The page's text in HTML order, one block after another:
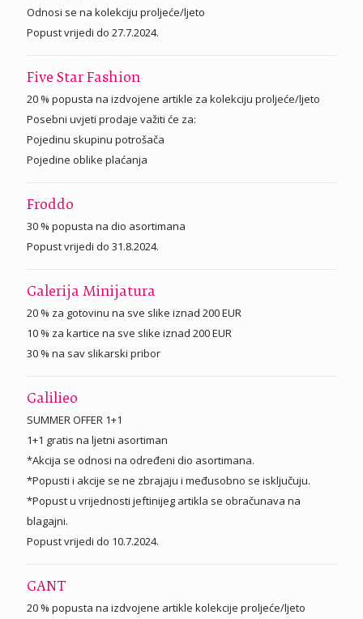
Odnosi se na kolekciju proljeće/ljeto
Popust vrijedi do 27.7.2024.
Five Star Fashion
20 % popusta na izdvojene artikle za kolekciju proljeće/ljeto
Posebni uvjeti prodaje važiti će za:
Pojedinu skupinu potrošača
Pojedine oblike plaćanja
Froddo
30 % popusta na dio asortimana
Popust vrijedi do 31.8.2024.
Galerija Minijatura
20 % za gotovinu na sve slike iznad 200 EUR
10 % za kartice na sve slike iznad 200 EUR
30 % na sav slikarski pribor
Galilieo
SUMMER OFFER 1+1
1+1 gratis na ljetni asortiman
*Akcija se odnosi na određeni dio asortimana.
*Popusti i akcije se ne zbrajaju i međusobno se isključuju.
*Popust u vrijednosti jeftinijeg artikla se obračunava na
blagajni.
Popust vrijedi do 10.7.2024.
GANT
20 % popusta na izdvojene artikle kolekcije proljeće/ljeto